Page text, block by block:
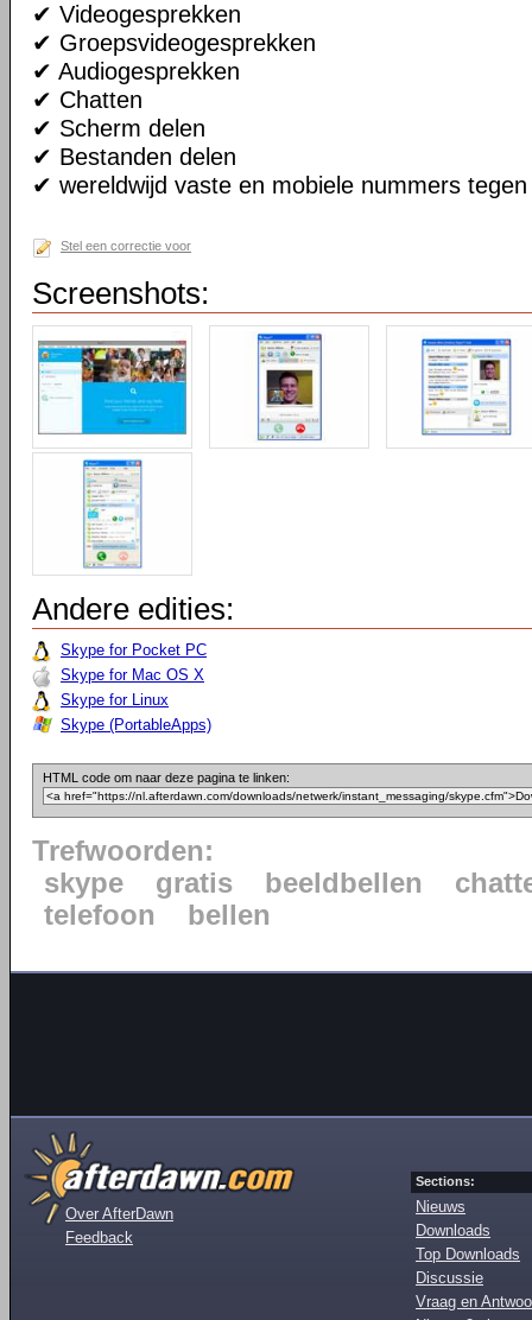
✔ Videogesprekken
✔ Groepsvideogesprekken
✔ Audiogesprekken
✔ Chatten
✔ Scherm delen
✔ Bestanden delen
✔ wereldwijd vaste en mobiele nummers
Stel een correctie voor
Screenshots:
Andere edities:
Skype for Pocket PC
Skype for Mac OS X
Skype for Linux
Skype (PortableApps)
HTML code om naar deze pagina te linken:
Trefwoorden:
skype
gratis beeldbellen
telefoon
bellen
Over AfterDawn
Feedback
Sections:
Nieuws
Downloads
Top Downloads
Discussie
Vraag en